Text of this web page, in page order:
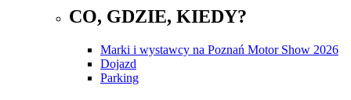
CO, GDZIE, KIEDY?
Marki i wystawcy na Poznań Motor Show 2026
Dojazd
Parking